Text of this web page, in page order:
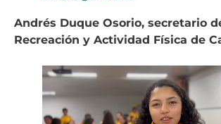
Andrés Duque Osorio, secretario
Recreación y Actividad Física de